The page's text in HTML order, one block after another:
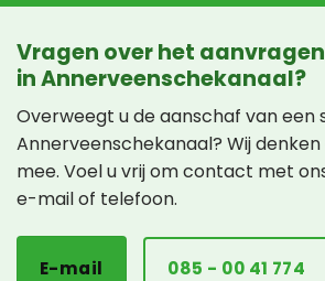
Vragen over het
in Annerveenschekanaal?
Overweegt u de aanschaf van een
Annerveenschekanaal? Wij
mee. Voel u vrij om contact met
e-mail of telefoon.
E-mail 085 - 00 41 774